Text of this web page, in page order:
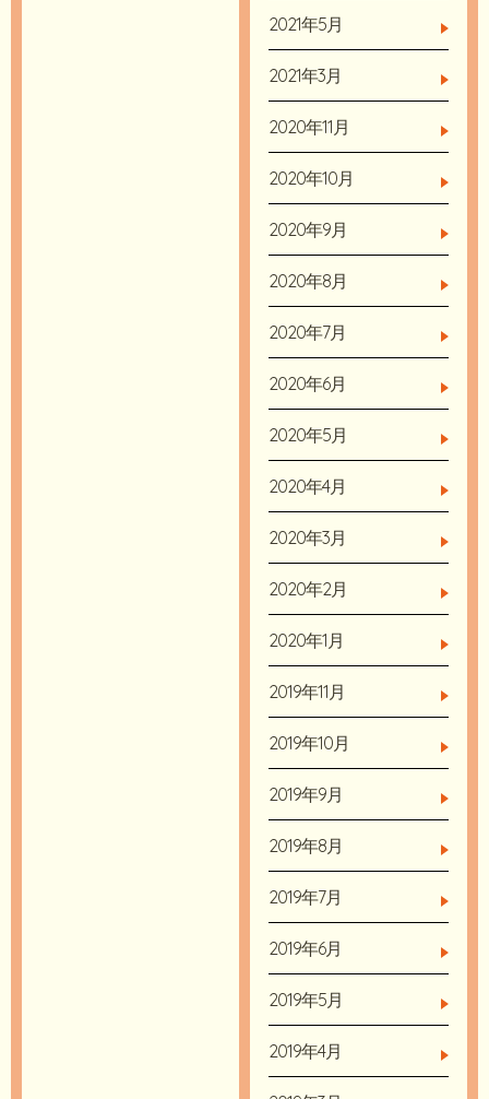
2021年5月
2021年3月
2020年11月
2020年10月
2020年9月
2020年8月
2020年7月
2020年6月
2020年5月
2020年4月
2020年3月
2020年2月
2020年1月
2019年11月
2019年10月
2019年9月
2019年8月
2019年7月
2019年6月
2019年5月
2019年4月